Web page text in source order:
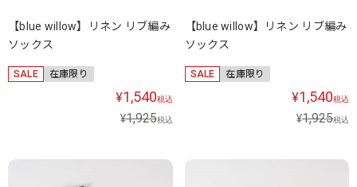
【blue willow】リネン リブ編み
ソックス
SALE 在庫限り
¥1,540税込
¥1,925税込
【blue willow】リネン リブ編み
ソックス
SALE 在庫限り
¥1,540税込
¥1,925税込